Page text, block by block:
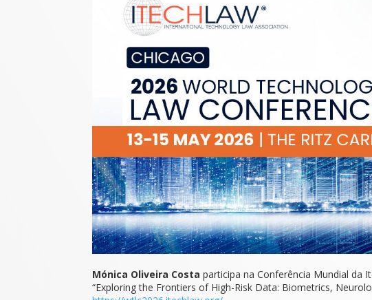
Mónica Oliveira Costa participa na Conferência Mundial da
“Exploring the Frontiers of High-Risk Data: Biometrics,